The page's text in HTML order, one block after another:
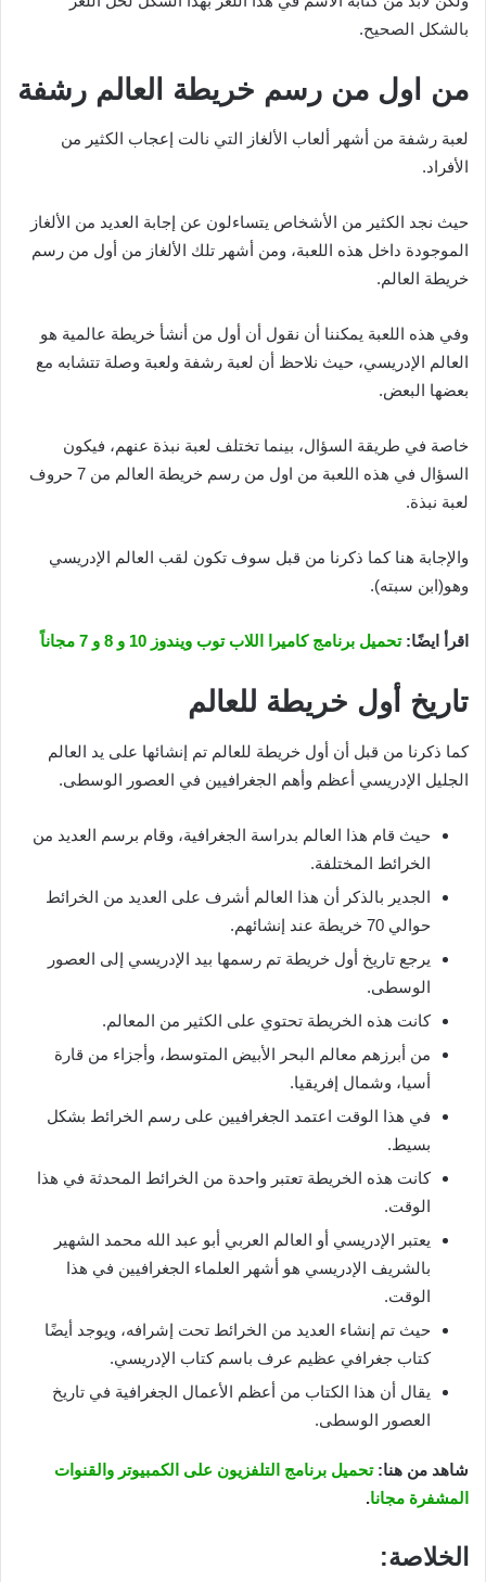
بالشكل الصحيح.
من اول من رسم خريطة العالم رشفة
لعبة رشفة من أشهر ألعاب الألغاز التي نالت إعجاب الكثير من
الأفراد.
حيث نجد الكثير من الأشخاص يتساءلون عن إجابة العديد من الألغاز
الموجودة داخل هذه اللعبة، ومن أشهر تلك الألغاز من أول من رسم
خريطة العالم.
وفي هذه اللعبة يمكننا أن نقول أن أول من أنشأ خريطة عالمية هو
العالم الإدريسي، حيث نلاحظ أن لعبة رشفة ولعبة وصلة تتشابه مع
بعضها البعض.
خاصة في طريقة السؤال، بينما تختلف لعبة نبذة عنهم، فيكون
السؤال في هذه اللعبة من اول من رسم خريطة العالم من 7 حروف
لعبة نبذة.
والإجابة هنا كما ذكرنا من قبل سوف تكون لقب العالم الإدريسي
وهو(ابن سبته).
اقرأ ايضًا:تحميل برنامج كاميرا اللاب توب ويندوز 10 و 8 و 7 مجاناً
تاريخ أول خريطة للعالم
كما ذكرنا من قبل أن أول خريطة للعالم تم إنشائها على يد العالم
الجليل الإدريسي أعظم وأهم الجغرافيين في العصور الوسطى.
حيث قام هذا العالم بدراسة الجغرافية، وقام برسم العديد من
الخرائط المختلفة.
الجدير بالذكر أن هذا العالم أشرف على العديد من الخرائط
حوالي 70 خريطة عند إنشائهم.
يرجع تاريخ أول خريطة تم رسمها بيد الإدريسي إلى العصور
الوسطى.
كانت هذه الخريطة تحتوي على الكثير من المعالم.
من أبرزهم معالم البحر الأبيض المتوسط، وأجزاء من قارة
أسيا، وشمال إفريقيا.
في هذا الوقت اعتمد الجغرافيين على رسم الخرائط بشكل
بسيط.
كانت هذه الخريطة تعتبر واحدة من الخرائط المحدثة في هذا
الوقت.
يعتبر الإدريسي أو العالم العربي أبو عبد الله محمد الشهير
بالشريف الإدريسي هو أشهر العلماء الجغرافيين في هذا
الوقت.
حيث تم إنشاء العديد من الخرائط تحت إشرافه، ويوجد أيضًا
كتاب جغرافي عظيم عرف باسم كتاب الإدريسي.
يقال أن هذا الكتاب من أعظم الأعمال الجغرافية في تاريخ
العصور الوسطى.
شاهد من هنا:تحميل برنامج التلفزيون على الكمبيوتر والقنوات
المشفرة مجانا.
الخلاصة: